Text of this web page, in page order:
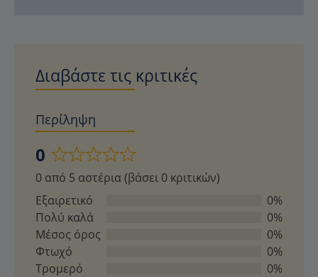
Διαβάστε τις κριτικές
Περίληψη
0
Βαθμολογήθηκε
με
0
από
5
0 από 5 αστέρια (βάσει 0 κριτικών)
Εξαιρετικό
0%
Πολύ καλά
0%
Μέσος όρος
0%
Φτωχό
0%
Τρομερό
0%